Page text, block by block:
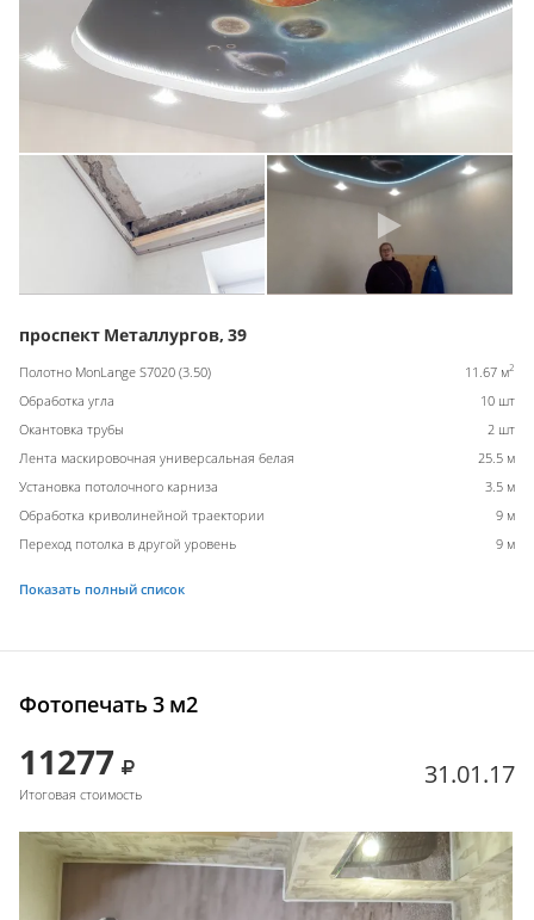
проспект Металлургов, 39
Полотно MonLange S7020 (3.50) 11.67 м2
Обработка угла
10 шт
Окантовка трубы
2 шт
Лента маскировочная универсальная белая
25.5 м
Установка потолочного карниза
3.5 м
Обработка криволинейной траектории
9 м
Переход потолка в другой уровень
9 м
Показать полный список
Фотопечать 3 м2
11277
Итоговая стоимость
31.01.17